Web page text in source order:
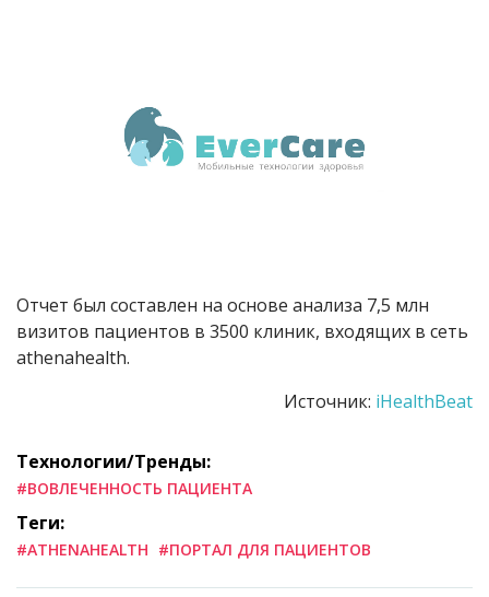
Отчет был составлен на основе анализа 7,5 млн
визитов пациентов в 3500 клиник, входящих в сеть
athenahealth.
Источник: iHealthBeat
Технологии/Тренды:
#ВОВЛЕЧЕННОСТЬ ПАЦИЕНТА
Теги:
#ATHENAHEALTH #ПОРТАЛ ДЛЯ ПАЦИЕНТОВ